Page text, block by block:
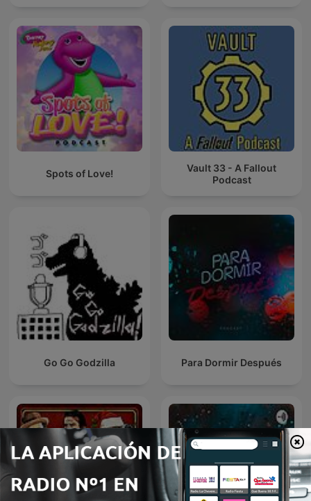
Spots of Love!
Vault 33 - A Fallout
Podcast
Go Go Godzilla Para Dormir Después